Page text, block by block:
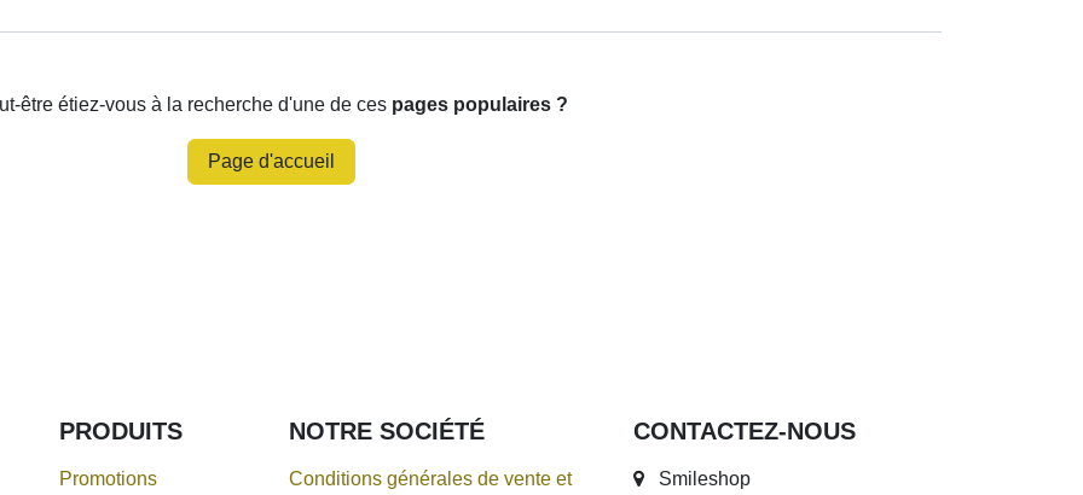
être étiez-vous à la recherche d'une de cespages populaires ?
Page d'accueil
PRODUITS
Promotions
NOTRE SOCIÉTÉ
Conditions générales de vente et
CONTACTEZ-NOUS
Smileshop